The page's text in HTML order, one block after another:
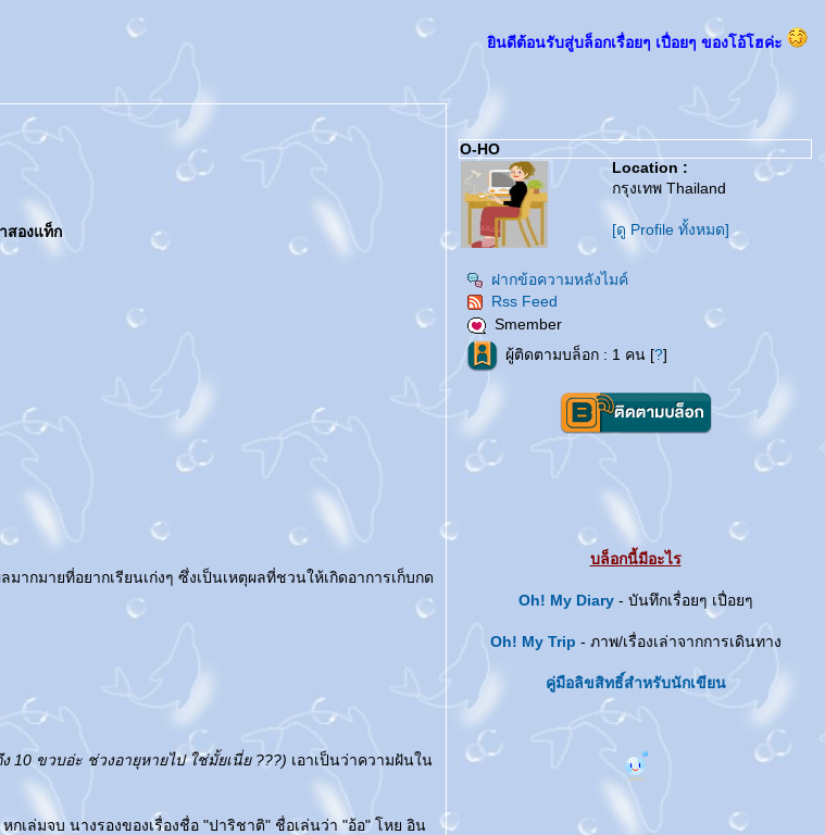
ินดีต้อนรับสู่บล็อกเรื่อยๆ เปื่อยๆ ของโอ้โฮค่ะ
สองแท็ก
กมายที่อยากเรียนเก่งๆ ซึ่งเป็นเหตุผลที่ชวนให้เกิดอาการเก็บกด
10 ขวบอ่ะ ช่วงอายุหายไป ใช่มั้ยเนี่ย ???) เอาเป็นว่าความฝันใน
เล่มจบ นางรองของเรื่องชื่อ "ปาริชาติ" ชื่อเล่นว่า "อ้อ" โหย อิน
O-HO
Location :
กรุงเทพ Thailand
[ดู Profile ทั้งหมด]
ฝากข้อความหลังไมค์
Rss Feed
Smember
ผู้ติดตามบล็อก : 1 คน [?]
บล็อกนี้มีอะไร
Oh! My Diary- บันทึกเรื่อยๆ เปื่อยๆ
Oh! My Trip - ภาพ/เรื่องเล่าจากการเดินทาง
คู่มือลิขสิทธิ์สำหรับนักเขียน